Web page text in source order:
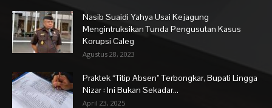
Nasib Suaidi Yahya Usai Kejagung
Mengintruksikan Tunda Pengusutan Kasus
Korupsi Caleg
Agustus 28, 2023
Praktek “Titip Absen” Terbongkar, Bupati Lingga
Nizar : Ini Bukan Sekadar...
April 23, 2025